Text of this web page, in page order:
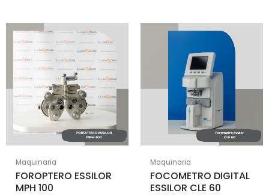
Maquinaria
FOROPTERO ESSILOR
MPH 100
Maquinaria
FOCOMETRO DIGITAL
ESSILOR CLE 60